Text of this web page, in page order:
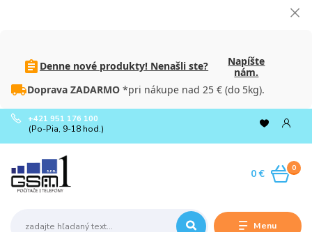
Denne nové produkty! Nenašli ste?
Napíšte
nám.
Doprava ZADARMO *pri nákupe nad 25 € (do 5kg).
Menu
+421 951 176 100
(Po-Pia, 9-18 hod.)
0
0 €